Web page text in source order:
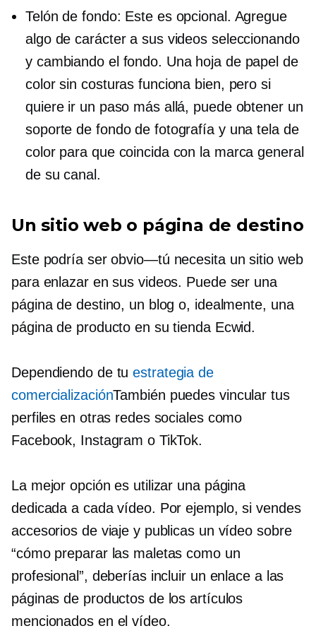
Telón de fondo: Este es opcional. Agregue
algo de carácter a sus videos seleccionando
y cambiando el fondo. Una hoja de papel de
color sin costuras funciona bien, pero si
quiere ir un paso más allá, puede obtener un
soporte de fondo de fotografía y una tela de
color para que coincida con la marca general
de su canal.
Un sitio web o página de destino
Este podría serobvio—tú necesita un sitio web
para enlazar en sus videos. Puede ser una
página de destino, un blog o, idealmente, una
página de producto en su tienda Ecwid.
Dependiendo de tuestrategia de
comercializaciónTambién puedes vincular tus
perfiles en otras redes sociales como
Facebook, Instagram o TikTok.
La mejor opción es utilizar una página
dedicada a cada vídeo. Por ejemplo, si vendes
accesorios de viaje y publicas un vídeo sobre
“cómo preparar las maletas como un
profesional”, deberías incluir un enlace a las
páginas de productos de los artículos
mencionados en el vídeo.